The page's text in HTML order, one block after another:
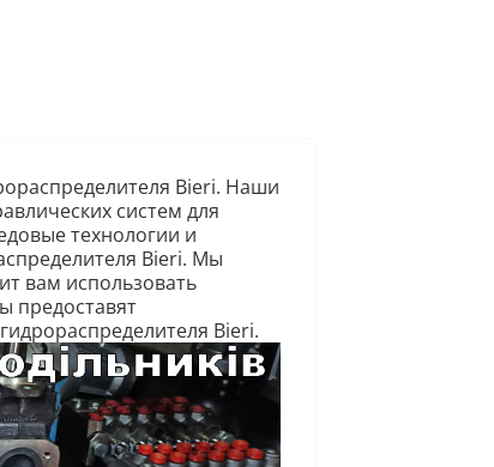
Bieri. Наши
систем для
технологии и
Bieri. Мы
вам использовать
предоставят
Bieri.